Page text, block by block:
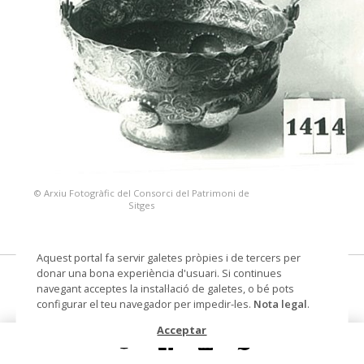
© Arxiu Fotogràfic del Consorci del Patrimoni de
Sitges
pica beneitera
Col·lecció Col. Dr. Jesús Pérez-Rosales
Aquest portal fa servir galetes pròpies i de tercers per
donar una bona experiència d'usuari. Si continues
navegant acceptes la instal·lació de galetes, o bé pots
configurar el teu navegador per impedir-les. Nota legal.
Acceptar